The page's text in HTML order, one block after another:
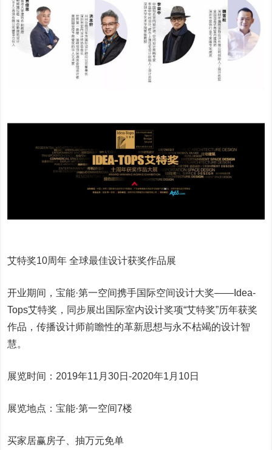
艾特奖10周年 全球最佳设计获奖作品展
开业期间，宝能·第一空间携手国际空间设计大奖——Idea-
Tops艾特奖，同步展出国际室内设计奖项“艾特奖”历年获奖
作品，传播设计师前瞻性的革新思想与永不枯竭的设计智
慧。
展览时间：2019年11月30日-2020年1月10日
展览地点：宝能·第一空间7楼
买家居赢房子、抽万元免单